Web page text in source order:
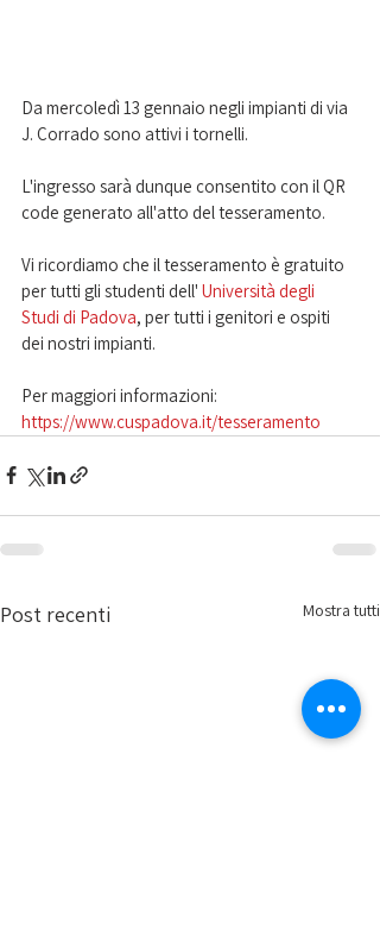
Da mercoledì 13 gennaio negli impianti di via
J. Corrado sono attivi i tornelli.
L'ingresso sarà dunque consentito con il QR
code generato all'atto del tesseramento.
Vi ricordiamo che il tesseramento è gratuito
per tutti gli studenti dell' Università degli
Studi di Padova, per tutti i genitori e ospiti
dei nostri impianti.
Per maggiori informazioni:
https://www.cuspadova.it/tesseramento
Post recenti Mostra tutti